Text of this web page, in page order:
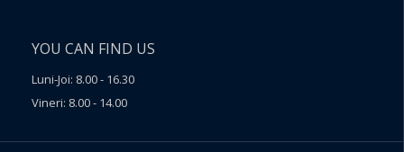
YOU CAN FIND US
Luni-Joi: 8.00 - 16.30
Vineri: 8.00 - 14.00